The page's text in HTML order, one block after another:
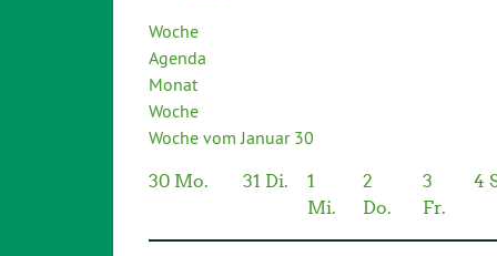
Woche
Agenda
Monat
Woche
Woche vom Januar 30
30 Mo. 31 Di.
1
Mi.
2
Do.
3
Fr.
4